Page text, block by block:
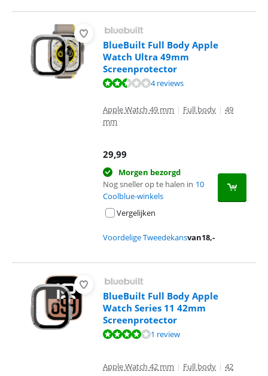
BlueBuilt Full Body Apple
Watch Ultra 49mm
Screenprotector
Beoordeling is 4,6 van de 10, gebaseerd op 4 reviews.
4 reviews
Apple Watch 49 mm | Full body | 49
mm
29,99
Morgen bezorgd
Nog sneller op te halen in 10
Coolblue-winkels
Vergelijken
Voordelige Tweedekansvan18,-
BlueBuilt Full Body Apple
Watch Series 11 42mm
Screenprotector
Beoordeling is 8,0 van de 10, gebaseerd op 1 review.
1 review
Apple Watch 42 mm | Full body | 42